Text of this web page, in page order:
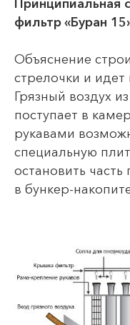
Принципиальная
фильтр «Буран
Объяснение
стрелочки и
Грязный воздух
поступает в
рукавами
специальную
остановить
в бункер-